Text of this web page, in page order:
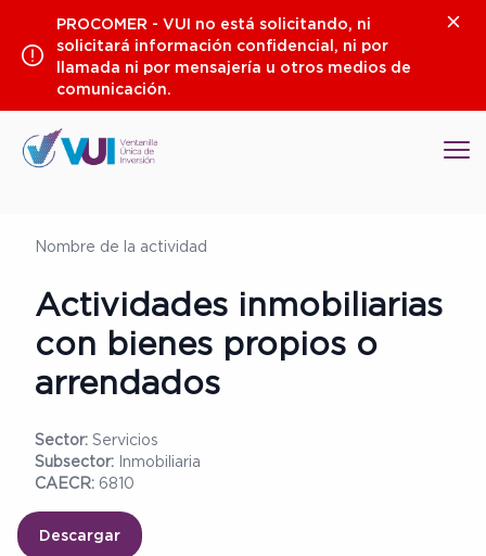
contenido
PROCOMER - VUI no está solicitando, ni
solicitará información confidencial, ni por
llamada ni por mensajería u otros medios de
comunicación.
Nombre de la actividad
Actividades inmobiliarias
con bienes propios o
arrendados
Sector: Servicios
Subsector: Inmobiliaria
CAECR: 6810
Descargar